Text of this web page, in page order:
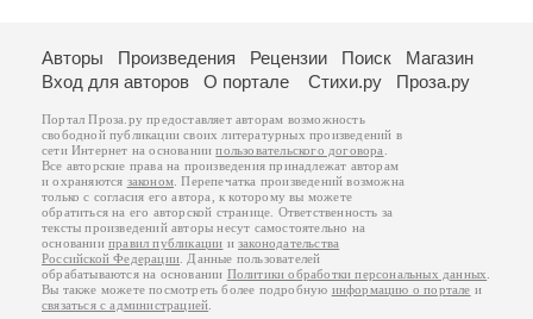
Авторы Произведения Рецензии Поиск
Магазин
Вход для авторов
О портале Стихи.ру Проза.ру
Портал Проза.ру предоставляет авторам возможность
свободной публикации своих литературных произведений в
сети Интернет на основаниипользовательского договора
Все авторские права на произведения принадлежат авторам
и охраняются законом . Перепечатка произведений возможна
только с согласия его автора, к которому вы можете
обратиться на его авторской странице. Ответственность за
тексты произведений авторы несут самостоятельно на
основанииправил публикации изаконодательства
Российской Федерации . Данные пользователей
обрабатываются на основании Политики обработки персональных данных
Вы также можете посмотреть более подробную информацию о портале и
связаться с администрацией